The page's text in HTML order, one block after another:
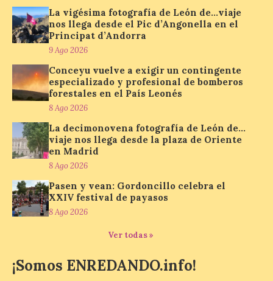
9 Ago 2026
Nueva edición de León
de…viaje. Una iniciativa
organizado por la sección
juvenil de la Asociación
Enróllate, la Asociación
Conceyu País Llionés y el Diario de
Turismo, Ocio e Información para
nos envía la vigésima fotografía de […]
Concierto del Iberia
Marimba Ensemble en la
Plaza del Ayuntamiento de
Ponferrada
Iberia Marimba es un es
La vigésima fotografía de León de…viaje
nos llega desde el Pic d’Angonella en el
Principat d’Andorra
9 Ago 2026
Conceyu vuelve a exigir un contingente
especializado y profesional de bomberos
forestales en el País Leonés
8 Ago 2026
La decimonovena fotografía de León de…
viaje nos llega desde la plaza de Oriente
en Madrid
8 Ago 2026
Pasen y vean: Gordoncillo celebra el
XXIV festival de payasos
8 Ago 2026
Ver todas »
¡Somos ENREDANDO.info!